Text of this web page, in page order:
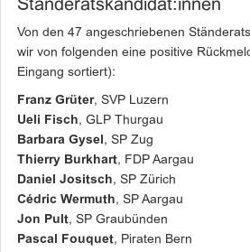
Ständeratskandidat:innen
Von den 47 angeschriebenen
wir von folgenden eine positive
Eingang sortiert):
Franz Grüter, SVP Luzern
Ueli Fisch, GLP Thurgau
Barbara Gysel , SP Zug
Thierry Burkhart, FDP Aargau
Daniel Jositsch, SP Zürich
Cédric Wermuth, SP Aargau
Jon Pult, SP Graubünden
Pascal Fouquet, Piraten Bern